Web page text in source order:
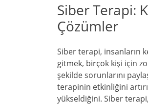
Siber Terapi:
Çözümler
Siber terapi, insanların
gitmek, birçok kişi için
şekilde sorunlarını
terapinin etkinliğini
yükseldiğini. Siber